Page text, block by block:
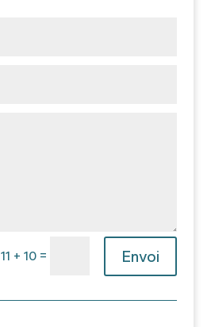
11 + 10 = Envoi